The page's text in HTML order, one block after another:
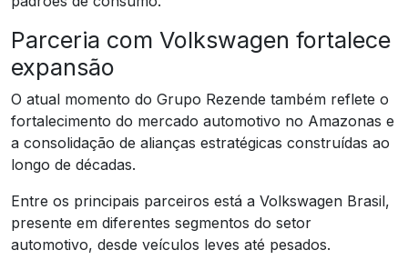
Parceria com Volkswagen fortalece
expansão
O atual momento do Grupo Rezende também reflete o
fortalecimento do mercado automotivo no Amazonas e
a consolidação de alianças estratégicas construídas ao
longo de décadas.
Entre os principais parceiros está a Volkswagen Brasil,
presente em diferentes segmentos do setor
automotivo, desde veículos leves até pesados.